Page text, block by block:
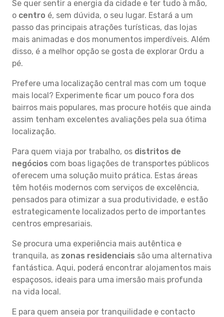
Se quer sentir a energia da cidade e ter tudo à mão,
o centro é, sem dúvida, o seu lugar. Estará a um
passo das principais atrações turísticas, das lojas
mais animadas e dos monumentos imperdíveis. Além
disso, é a melhor opção se gosta de explorar Ordu a
pé.
Prefere uma localização central mas com um toque
mais local? Experimente ficar um pouco fora dos
bairros mais populares, mas procure hotéis que ainda
assim tenham excelentes avaliações pela sua ótima
localização.
Para quem viaja por trabalho, os distritos de
negócios com boas ligações de transportes públicos
oferecem uma solução muito prática. Estas áreas
têm hotéis modernos com serviços de excelência,
pensados para otimizar a sua produtividade, e estão
estrategicamente localizados perto de importantes
centros empresariais.
Se procura uma experiência mais autêntica e
tranquila, as zonas residenciais são uma alternativa
fantástica. Aqui, poderá encontrar alojamentos mais
espaçosos, ideais para uma imersão mais profunda
na vida local.
E para quem anseia por tranquilidade e contacto